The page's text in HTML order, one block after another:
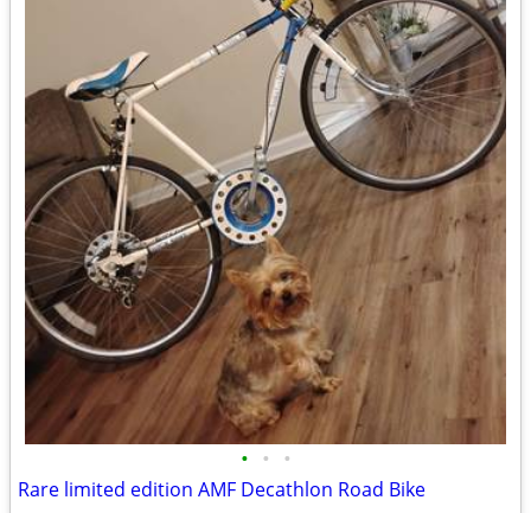
• • •
Rare limited edition AMF Decathlon Road Bike